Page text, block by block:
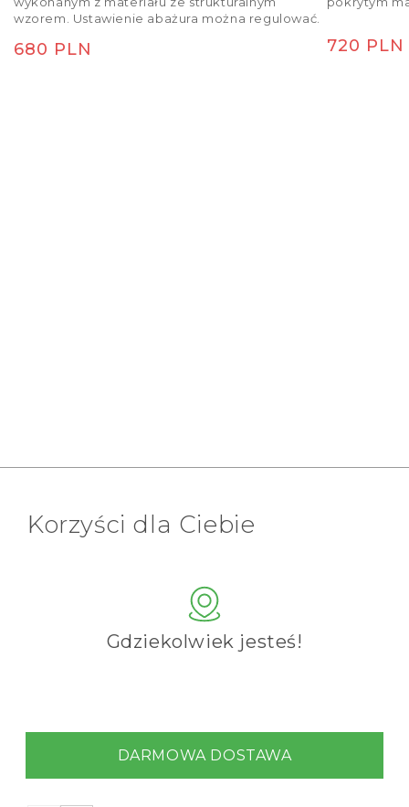
wzorem. Ustawienie abażura można regulować.
Cena regularna
680 PLN Cena
720 PLN
Korzyści dla Ciebie
Gdziekolwiek jesteś!
DARMOWA DOSTAWA